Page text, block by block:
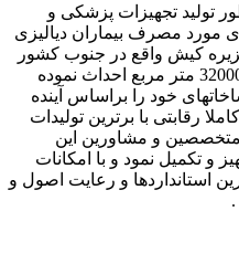
تولید تجهیزات پزشکی و
مورد مصرف بیماران دیالیزی
خود را در سال 1389در جزیره کیش واقع در جنوب کشور
ایران در زمینی به مساحت بالغ بر 32000 متر مربع احداث نموده
خود را براساس آینده
رقابتی با برترین تولیدات
متخصصین و مشاورین این
و تکمیل نمود و با امکانات
استانداردها و رعایت اصول و